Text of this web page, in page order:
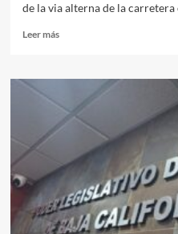
de la via alterna de la carretera
Leer másLeer
Proyecto
alterna
carretera